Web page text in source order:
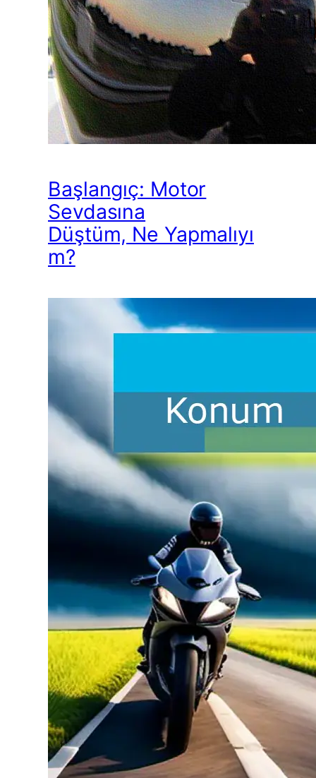
Başlangıç: Motor
Sevdasına
Düştüm, Ne Yapmalıyı
m?